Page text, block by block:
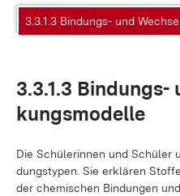
3.3.1.3 Bindungs- und
3.3.1.3
kungs­mo­del­le
Die Schü­le­rin­nen und Schü­ler
dungs­ty­pen. Sie er­klä­ren
der che­mi­schen Bin­dun­gen